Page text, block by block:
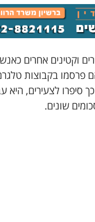
וקטינים אחרים
פרסמו בקבוצות
לצעירים, היא
שונים.